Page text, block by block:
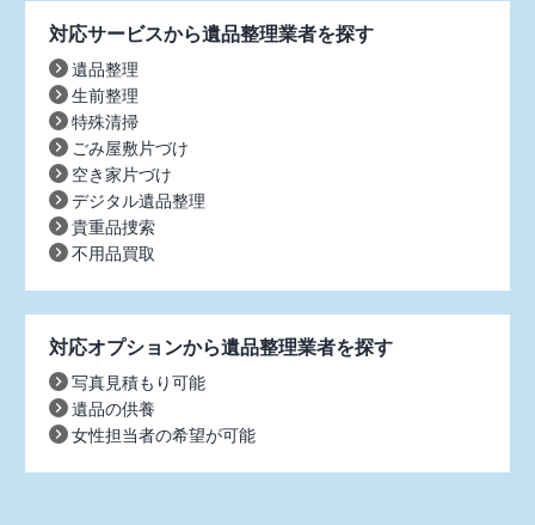
対応サービスから遺品整理業者を探す
遺品整理
生前整理
特殊清掃
ごみ屋敷片づけ
空き家片づけ
デジタル遺品整理
貴重品捜索
不用品買取
対応オプションから遺品整理業者を探す
写真見積もり可能
遺品の供養
女性担当者の希望が可能